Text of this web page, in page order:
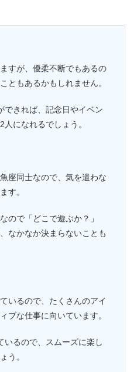
すが、優柔不断でもあるの
ともあるかもしれません。
できれば、記念日やイベン
人になれるでしょう。
座同士なので、気を遣わな
す。
ので「どこで遊ぶか？」
なかなか決まらないことも
いるので、たくさんのアイ
ブな仕事に向いています。
いるので、スムーズに楽し
う。